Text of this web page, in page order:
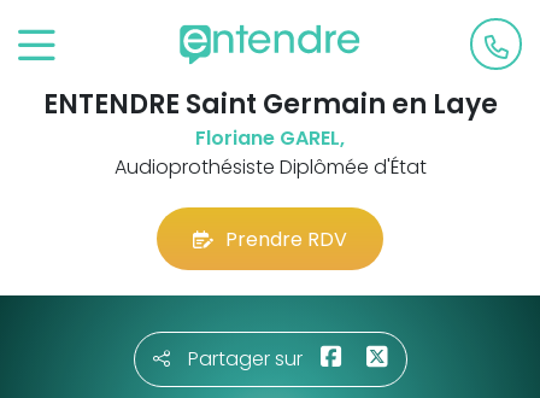
ENTENDRE Saint Germain en Laye
Floriane GAREL,
Audioprothésiste Diplômée d'État
Prendre RDV
Partager sur